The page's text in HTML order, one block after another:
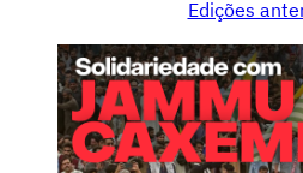
Edições